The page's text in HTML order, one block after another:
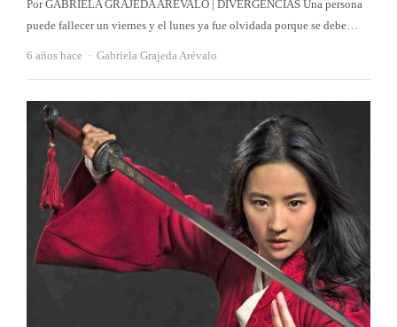
Por GABRIELA GRAJEDA ARÉVALO | DIVERGENCIAS Una persona
puede fallecer un viernes y el lunes ya fue olvidada porque se debe…
6 años hace Autor
Gabriela Grajeda Arévalo